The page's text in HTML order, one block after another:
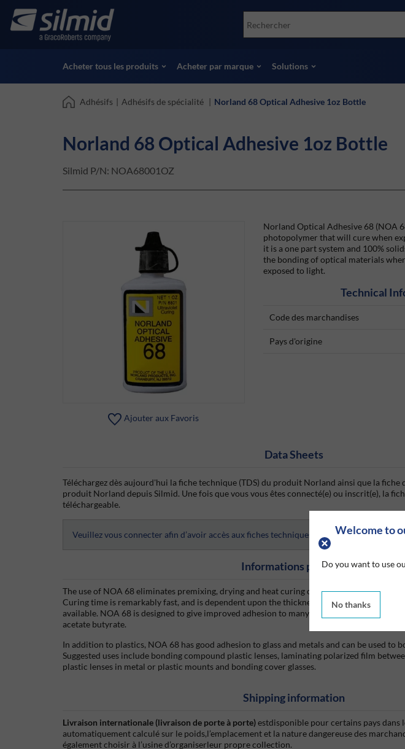
Welcome to
Do you want to use
No thanks
main
Accessories
Essais non destructifs (NDT)
Voir tous les produits
Socomore
Skydrol
Acheter tous les produits Acheter par marque Solutions
Adhésifs | Adhésifs de spécialité | Norland 68 Optical Adhesive 1oz Bottle
Norland 68 Optical Adhesive 1oz Bottle
Silmid P/N: NOA68001OZ
Ajouter aux Favoris
Norland Optical Adhesive 68 (NOA
photopolymer that will cure when
it is a one part system and 100%
the bonding of optical materials
exposed to light.
Technical
Code des marchandises
Pays d'origine
Data Sheets
Téléchargez dès aujourd'hui la fiche technique (TDS) du produit Norland ainsi que la fiche
produit Norland depuis Silmid. Une fois que vous vous êtes connecté(e) ou inscrit(e), la
téléchargeable.
Veuillez vous connecter afin d’avoir accès aux fiches techniques
Informations produits
The use of NOA 68 eliminates premixing, drying and heat curing operations common to
Curing time is remarkably fast, and is dependent upon the thickness applied and the
available. NOA 68 is designed to give improved adhesion to many plastics such as acrylic,
acetate butyrate.
In addition to plastics, NOA 68 has good adhesion to glass and metals and can be used to
Suggested uses include bonding compound plastic lenses, laminating polarized film
plastic lenses in metal or plastic mounts and bonding cover glasses.
Shipping information
Livraison internationale (livraison de porte à porte)estdisponible pour certains pays dans
automatiquement calculé sur le poids,l’emplacement et la nature dangereuse des
également choisir à l’usine d’organiserleur propre collection.